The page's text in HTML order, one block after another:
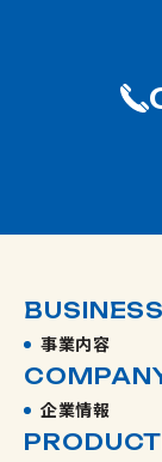
BUSINESS
事業内容
企業情報